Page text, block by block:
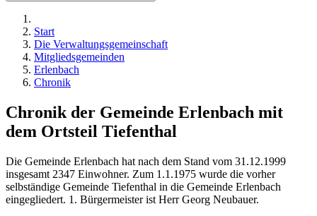
Start
Die Verwaltungsgemeinschaft
Mitgliedsgemeinden
Erlenbach
Chronik
Chronik der Gemeinde Erlenbach mit
dem Ortsteil Tiefenthal
Die Gemeinde Erlenbach hat nach dem Stand vom 31.12.1999
insgesamt 2347 Einwohner. Zum 1.1.1975 wurde die vorher
selbständige Gemeinde Tiefenthal in die Gemeinde Erlenbach
eingegliedert. 1. Bürgermeister ist Herr Georg Neubauer.